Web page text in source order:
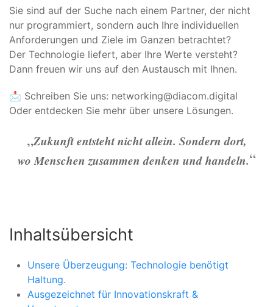
Sie sind auf der Suche nach einem Partner, der nicht
nur programmiert, sondern auch Ihre individuellen
Anforderungen und Ziele im Ganzen betrachtet?
Der Technologie liefert, aber Ihre Werte versteht?
Dann freuen wir uns auf den Austausch mit Ihnen.
📩 Schreiben Sie uns: networking@diacom.digital
Oder entdecken Sie mehr über unsere Lösungen.
Zukunft entsteht nicht allein. Sondern dort,
wo Menschen zusammen denken und handeln.
Inhaltsübersicht
Unsere Überzeugung: Technologie benötigt
Haltung.
Ausgezeichnet für Innovationskraft &